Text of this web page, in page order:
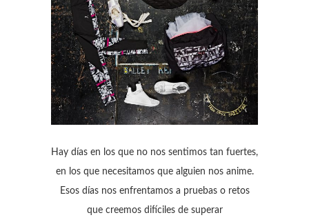
Hay días en los que no nos sentimos tan fuertes,
en los que necesitamos que alguien nos anime.
Esos días nos enfrentamos a pruebas o retos
que creemos difíciles de superar